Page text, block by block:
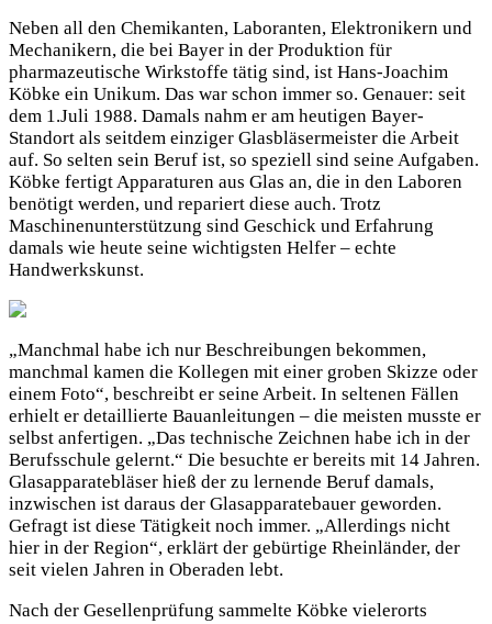
Neben all den Chemikanten, Laboranten, Elektronikern und
Mechanikern, die bei Bayer in der Produktion für
pharmazeutische Wirkstoffe tätig sind, ist Hans-Joachim
Köbke ein Unikum. Das war schon immer so. Genauer: seit
dem 1.Juli 1988. Damals nahm er am heutigen Bayer-
Standort als seitdem einziger Glasbläsermeister die Arbeit
auf. So selten sein Beruf ist, so speziell sind seine Aufgaben.
Köbke fertigt Apparaturen aus Glas an, die in den Laboren
benötigt werden, und repariert diese auch. Trotz
Maschinenunterstützung sind Geschick und Erfahrung
damals wie heute seine wichtigsten Helfer – echte
Handwerkskunst.
„Manchmal habe ich nur Beschreibungen bekommen,
manchmal kamen die Kollegen mit einer groben Skizze oder
einem Foto“, beschreibt er seine Arbeit. In seltenen Fällen
erhielt er detaillierte Bauanleitungen – die meisten musste er
selbst anfertigen. „Das technische Zeichnen habe ich in der
Berufsschule gelernt.“ Die besuchte er bereits mit 14 Jahren.
Glasapparatebläser hieß der zu lernende Beruf damals,
inzwischen ist daraus der Glasapparatebauer geworden.
Gefragt ist diese Tätigkeit noch immer. „Allerdings nicht
hier in der Region“, erklärt der gebürtige Rheinländer, der
seit vielen Jahren in Oberaden lebt.
Nach der Gesellenprüfung sammelte Köbke vielerorts